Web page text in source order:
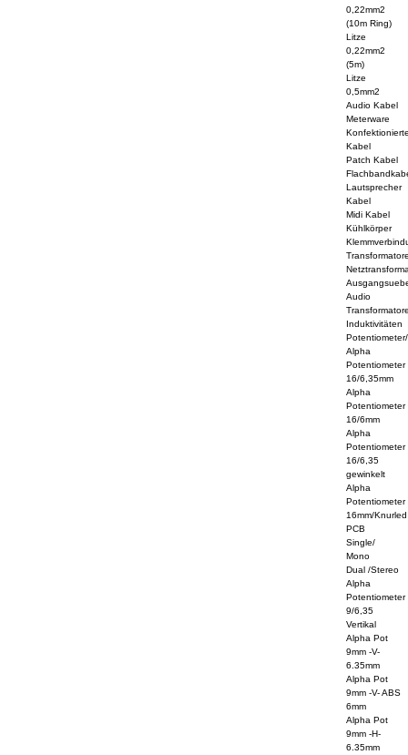
0,22mm2
(10m Ring)
Litze
0,22mm2
(5m)
Litze
0,5mm2
Audio Kabel
Meterware
Kabel
Patch Kabel
Lautsprecher
Kabel
Midi Kabel
Kühlkörper
Audio
Induktivitäten
Alpha
Potentiometer
16/6,35mm
Alpha
Potentiometer
16/6mm
Alpha
Potentiometer
16/6,35
gewinkelt
Alpha
Potentiometer
16mm/Knurled
PCB
Single/
Mono
Dual /Stereo
Alpha
Potentiometer
9/6,35
Vertikal
Alpha Pot
9mm -V-
6.35mm
Alpha Pot
9mm -V- ABS
6mm
Alpha Pot
9mm -H-
6.35mm